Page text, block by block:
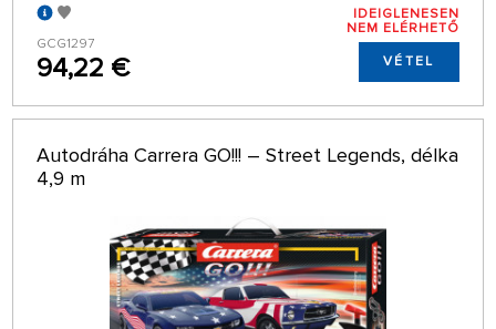
GCG1297
94,22 €
IDEIGLENESEN
NEM ELÉRHETŐ
VÉTEL
Autodráha Carrera GO!!! – Street Legends, délka
4,9 m